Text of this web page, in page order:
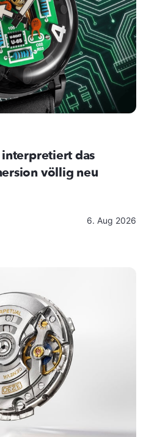
interpretiert das
völlig neu
6. Aug 2026